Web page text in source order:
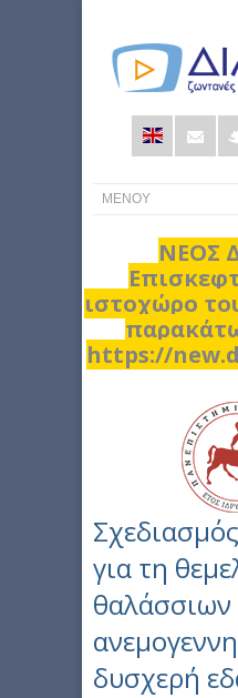
ΝΕΟΣ
ιστοχώρο
https://
για τη
θαλάσσιων
δυσχερή